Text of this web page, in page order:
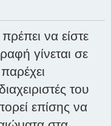
να είστε
γίνεται σε
του
επίσης να